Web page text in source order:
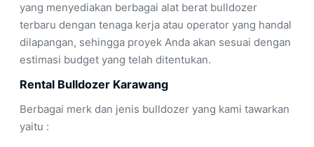
yang menyediakan berbagai alat berat bulldozer
terbaru dengan tenaga kerja atau operator yang handal
dilapangan, sehingga proyek Anda akan sesuai dengan
estimasi budget yang telah ditentukan.
Rental Bulldozer Karawang
Berbagai merk dan jenis bulldozer yang kami tawarkan
yaitu :